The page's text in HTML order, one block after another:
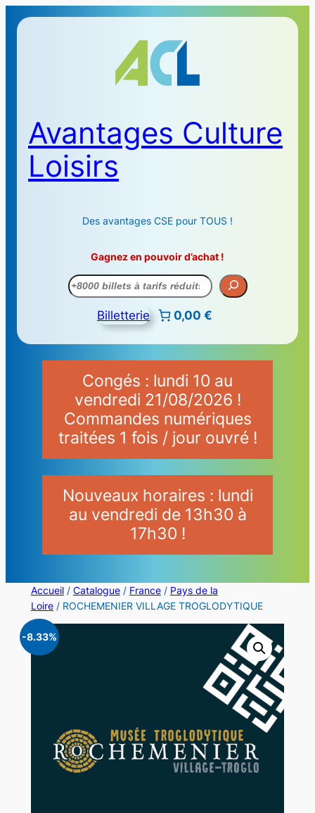
Avantages Culture
Loisirs
Des avantages CSE pour TOUS !
Gagnez en pouvoir d’achat !
Recherche
Billetterie 0,00 €
Congés : lundi 10 au
vendredi 21/08/2026 !
Commandes numériques
traitées 1 fois / jour ouvré !
Nouveaux horaires : lundi
au vendredi de 13h30 à
17h30 !
Accueil/ Catalogue/ France/ Pays de la
Loire/ ROCHEMENIER VILLAGE TROGLODYTIQUE
-8.33%